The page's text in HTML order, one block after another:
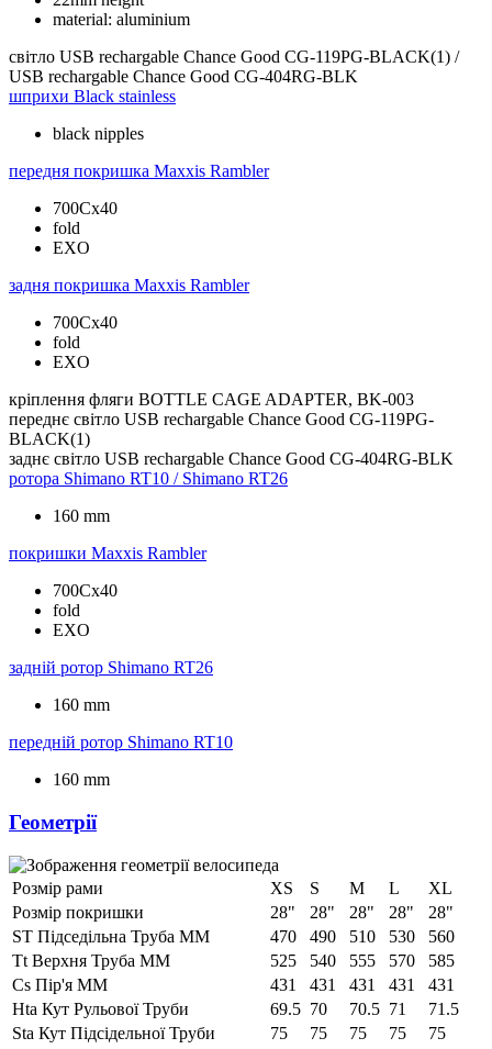
material: aluminium
світло USB rechargable Chance Good CG-119PG-BLACK(1) /
USB rechargable Chance Good CG-404RG-BLK
шприхи Black stainless
black nipples
передня покришка Maxxis Rambler
700Cx40
fold
EXO
задня покришка Maxxis Rambler
700Cx40
fold
EXO
кріплення фляги BOTTLE CAGE ADAPTER, BK-003
переднє світло USB rechargable Chance Good CG-119PG-
BLACK(1)
заднє світло USB rechargable Chance Good CG-404RG-BLK
ротора Shimano RT10 / Shimano RT26
160 mm
покришки Maxxis Rambler
700Cx40
fold
EXO
задній ротор Shimano RT26
160 mm
передній ротор Shimano RT10
160 mm
Геометрії
Розмір рами XS S M L
XL
Розмір покришки
28" 28" 28" 28"
28"
ST Підседільна Труба ММ
470 490 510 530
560
Tt Верхня Труба ММ
525 540 555 570
585
Cs Пір'я ММ
431 431 431 431
431
Hta Кут Рульової Труби
69.5 70 70.5 71
71.5
Sta Кут Підсідельної Труби
75 75 75 75
75